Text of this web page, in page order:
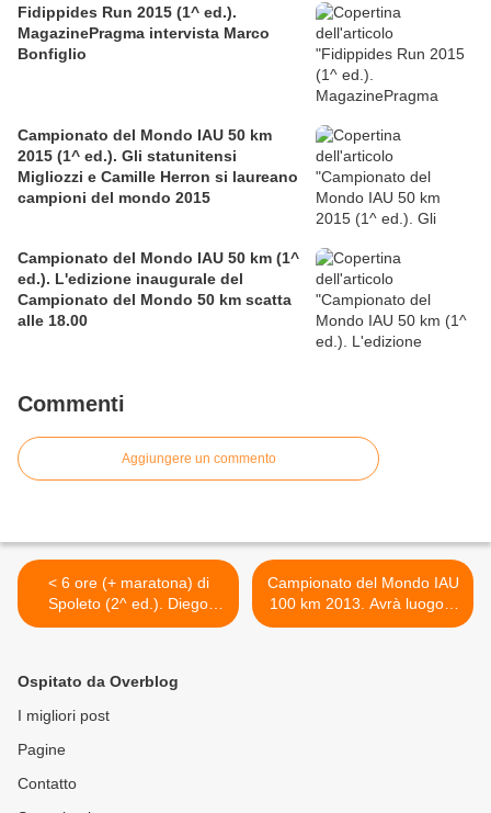
Fidippides Run 2015 (1^ ed.).
MagazinePragma intervista Marco
Bonfiglio
Campionato del Mondo IAU 50 km
2015 (1^ ed.). Gli statunitensi
Migliozzi e Camille Herron si laureano
campioni del mondo 2015
Campionato del Mondo IAU 50 km (1^
ed.). L'edizione inaugurale del
Campionato del Mondo 50 km scatta
alle 18.00
Commenti
Aggiungere un commento
< 6 ore (+ maratona) di
Spoleto (2^ ed.). Diego
Ciattaglia ed Egle Caiotti
Campionato del Mondo IAU
100 km 2013. Avrà luogo a
Dubai il 20 dicembre
Ospitato da Overblog
I migliori post
Pagine
Contatto